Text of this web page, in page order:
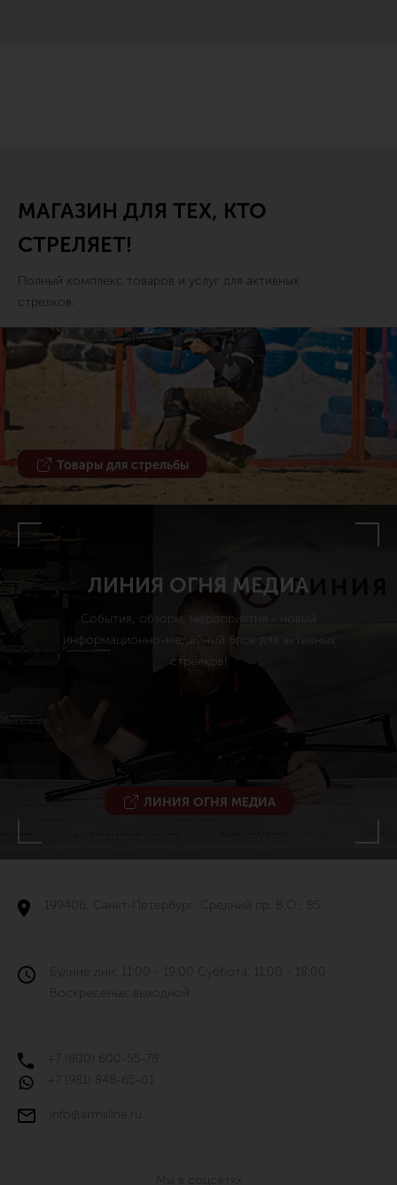
ЛИНИЯ ОГНЯ МЕДИА
События, обзоры, мероприятия - новый
информационно-медийный блок для активных
стрелков!
ЛИНИЯ ОГНЯ МЕДИА
МАГАЗИН ДЛЯ ТЕХ, КТО
СТРЕЛЯЕТ!
Полный комплекс товаров и услуг для активных
стрелков.
Товары для стрельбы
199406, Санкт-Петербург, Средний пр. В.О., 85
Будние дни: 11:00 - 19:00 Суббота: 11:00 - 18:00
Воскресенье: выходной
+7 (800) 600-55-78
+7 (981) 848-65-01
info@armsline.ru
Мы в соцсетях